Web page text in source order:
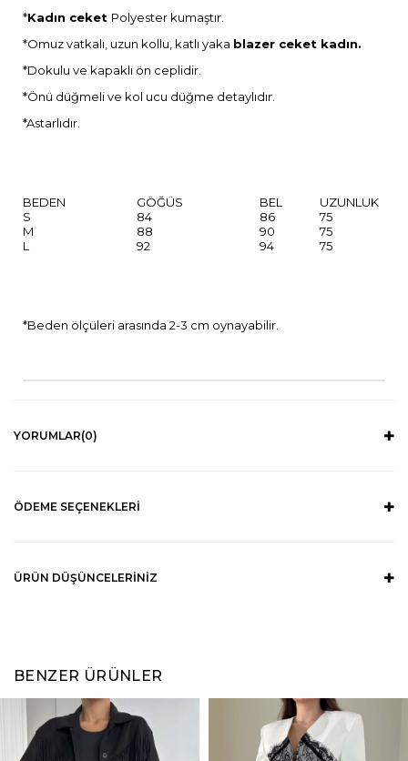
*Kadın ceket Polyester kumaştır.
*Omuz vatkalı, uzun kollu, katlı yaka blazer ceket kadın.
*Dokulu ve kapaklı ön ceplidir.
*Önü düğmeli ve kol ucu düğme detaylıdır.
*Astarlıdır.
BEDEN GÖĞÜS BEL
UZUNLUK
S
84 86
75
M
88 90
75
L
92 94 75
*Beden ölçüleri arasında 2-3 cm oynayabilir.
YORUMLAR(0)
ÖDEME SEÇENEKLERI
ÜRÜN DÜŞÜNCELERINIZ
BENZER ÜRÜNLER